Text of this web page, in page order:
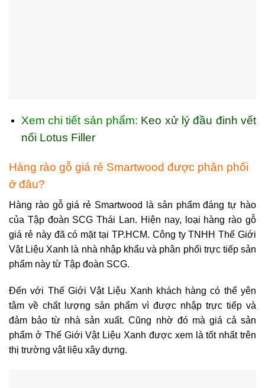
Xem chi tiết sản phẩm: Keo xử lý đầu đinh vết
nối Lotus Filler
Hàng rào gỗ giá rẻ Smartwood được phân phối
ở đâu?
Hàng rào gỗ giá rẻ Smartwood là sản phẩm đáng tự hào
của Tập đoàn SCG Thái Lan. Hiện nay, loại hàng rào gỗ
giá rẻnày đã có mặt tại TP.HCM. Công ty TNHH Thế Giới
Vật Liệu Xanh là nhà nhập khẩu và phân phối trực tiếp sản
phẩm này từ Tập đoàn SCG.
Đến với Thế Giới Vật Liệu Xanh khách hàng có thể yên
tâm về chất lượng sản phẩm vì được nhập trực tiếp và
đảm bảo từ nhà sản xuất. Cũng nhờ đó mà giá cả sản
phẩm ở Thế Giới Vật Liệu Xanh được xem là tốt nhất trên
thị trường vật liệu xây dựng.